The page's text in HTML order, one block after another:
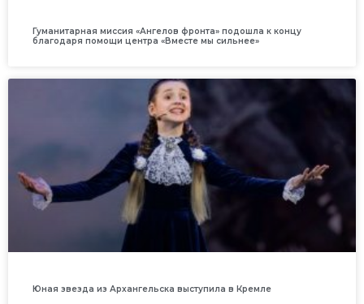
Гуманитарная миссия «Ангелов фронта» подошла к концу
благодаря помощи центра «Вместе мы сильнее»
Юная звезда из Архангельска выступила в Кремле